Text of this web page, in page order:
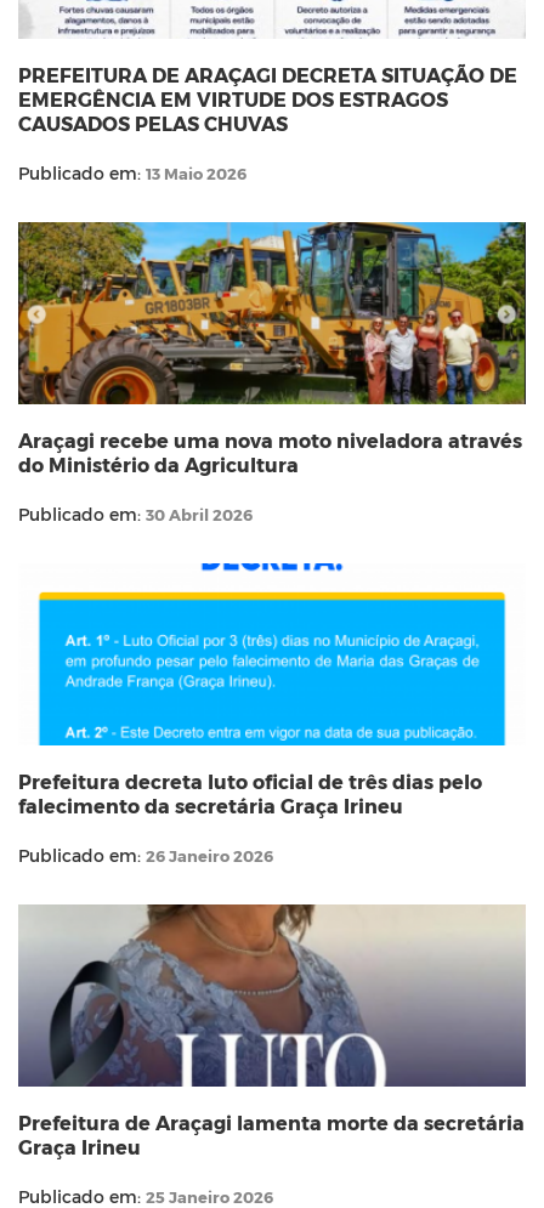
PREFEITURA DE ARAÇAGI DECRETA SITUAÇÃO DE
EMERGÊNCIA EM VIRTUDE DOS ESTRAGOS
CAUSADOS PELAS CHUVAS
Publicado em: 13 Maio 2026
Araçagi recebe uma nova moto niveladora através
do Ministério da Agricultura
Publicado em: 30 Abril 2026
Prefeitura decreta luto oficial de três dias pelo
falecimento da secretária Graça Irineu
Publicado em: 26 Janeiro 2026
Prefeitura de Araçagi lamenta morte da secretária
Graça Irineu
Publicado em: 25 Janeiro 2026